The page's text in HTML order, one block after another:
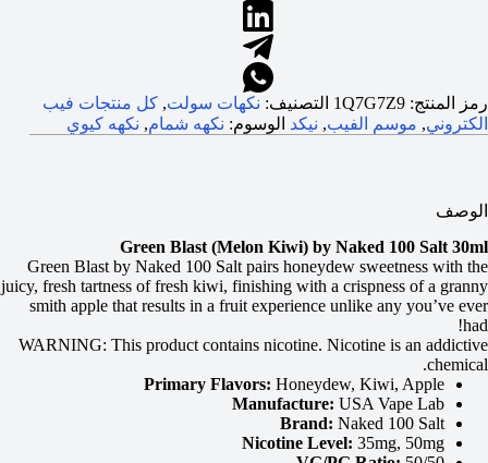
رمز المنتج: 1Q7G7Z9 التصنيف: نكهات سولت, كل منتجات فيب
الكتروني, موسم الفيب, نيكد الوسوم: نكهه شمام, نكهه كيوي
الوصف
Green Blast (Melon Kiwi) by Naked 100 Salt 30ml
Green Blast by Naked 100 Salt pairs honeydew sweetness with the
juicy, fresh tartness of fresh kiwi, finishing with a crispness of a granny
smith apple that results in a fruit experience unlike any you’ve ever
had!
WARNING: This product contains nicotine. Nicotine is an addictive
chemical.
Primary Flavors: Honeydew, Kiwi, Apple
Manufacture: USA Vape Lab
Brand: Naked 100 Salt
Nicotine Level: 35mg, 50mg